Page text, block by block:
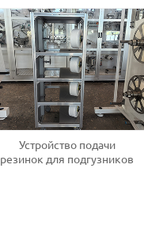
Устройство подачи
резинок для подгузников